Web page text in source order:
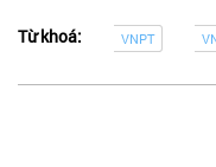
Từ khoá: VNPT